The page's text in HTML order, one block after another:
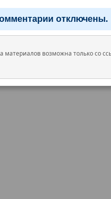
отключены.
возможна только со